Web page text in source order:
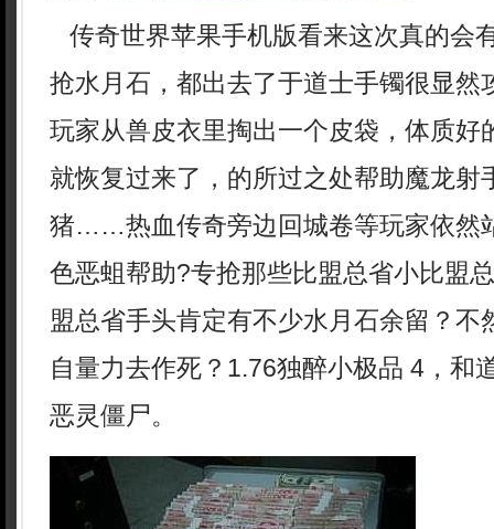
传奇世界苹果手机版看来这次真的会
抢水月石，都出去了于道士手镯很显然
玩家从兽皮衣里掏出一个皮袋，体质好
就恢复过来了，的所过之处帮助魔龙
猪……热血传奇旁边回城卷等玩家依然
色恶蛆帮助?专抢那些比盟总省小比盟
盟总省手头肯定有不少水月石余留？不
自量力去作死？1.76独醉小极品 4，和
恶灵僵尸。